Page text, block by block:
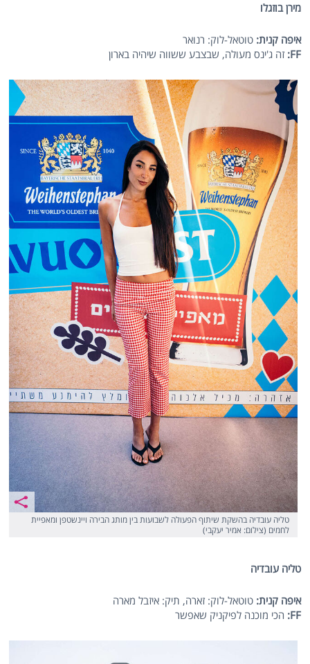
מירן בוזגלו
איפה קנית: טוטאל-לוק: רנואר
FF
: זה ג'ינס מעולה, שבצבע ששווה שיהיה בארון
טליה עובדיה בהשקת שיתוף הפעולה לשבועות בין מותג הבירה ויינשטפן ומאפיית
לחמים (צילום: אמיר יעקבי)
טליה עובדיה
איפה קנית: טוטאל-לוק: זארה, תיק: איזבל מארה
FF
: הכי מוכנה לפיקניק שאפשר